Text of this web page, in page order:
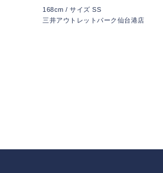
168cm / サイズ SS
三井アウトレットパーク仙台港店